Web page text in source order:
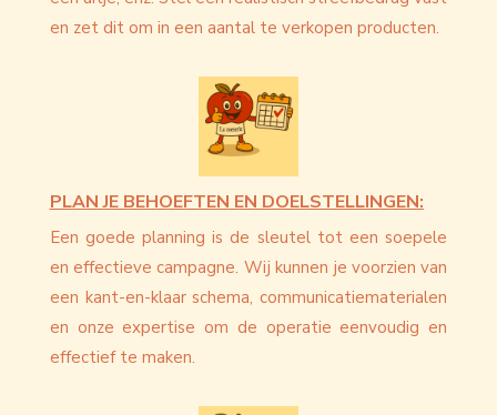
en zet dit om in een aantal te verkopen producten.
PLAN JE BEHOEFTEN EN DOELSTELLINGEN:
Een goede planning is de sleutel tot een soepele
en effectieve campagne. Wij kunnen je voorzien van
een kant-en-klaar schema, communicatiematerialen
en onze expertise om de operatie eenvoudig en
effectief te maken.